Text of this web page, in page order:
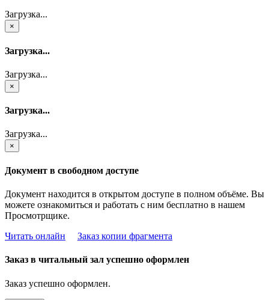
Загрузка...
×
Загрузка...
Загрузка...
×
Загрузка...
Загрузка...
×
Документ в свободном доступе
Документ находится в открытом доступе в полном объёме. Вы
можете ознакомиться и работать с ним бесплатно в нашем
Просмотрщике.
Читать онлайн
Заказ копии фрагмента
Заказ в читальный зал успешно оформлен
Заказ успешно оформлен.